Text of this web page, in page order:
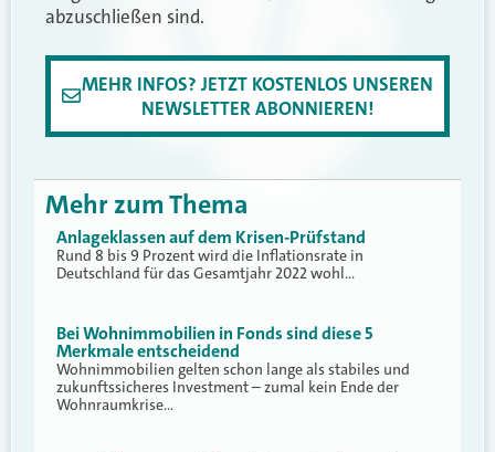
abzuschließen sind.
MEHR INFOS? JETZT KOSTENLOS UNSEREN
NEWSLETTER ABONNIEREN!
Mehr zum Thema
Anlageklassen auf dem Krisen-Prüfstand
Rund 8 bis 9 Prozent wird die Inflationsrate in
Deutschland für das Gesamtjahr 2022 wohl…
Bei Wohnimmobilien in Fonds sind diese 5
Merkmale entscheidend
Wohnimmobilien gelten schon lange als stabiles und
zukunftssicheres Investment – zumal kein Ende der
Wohnraumkrise…